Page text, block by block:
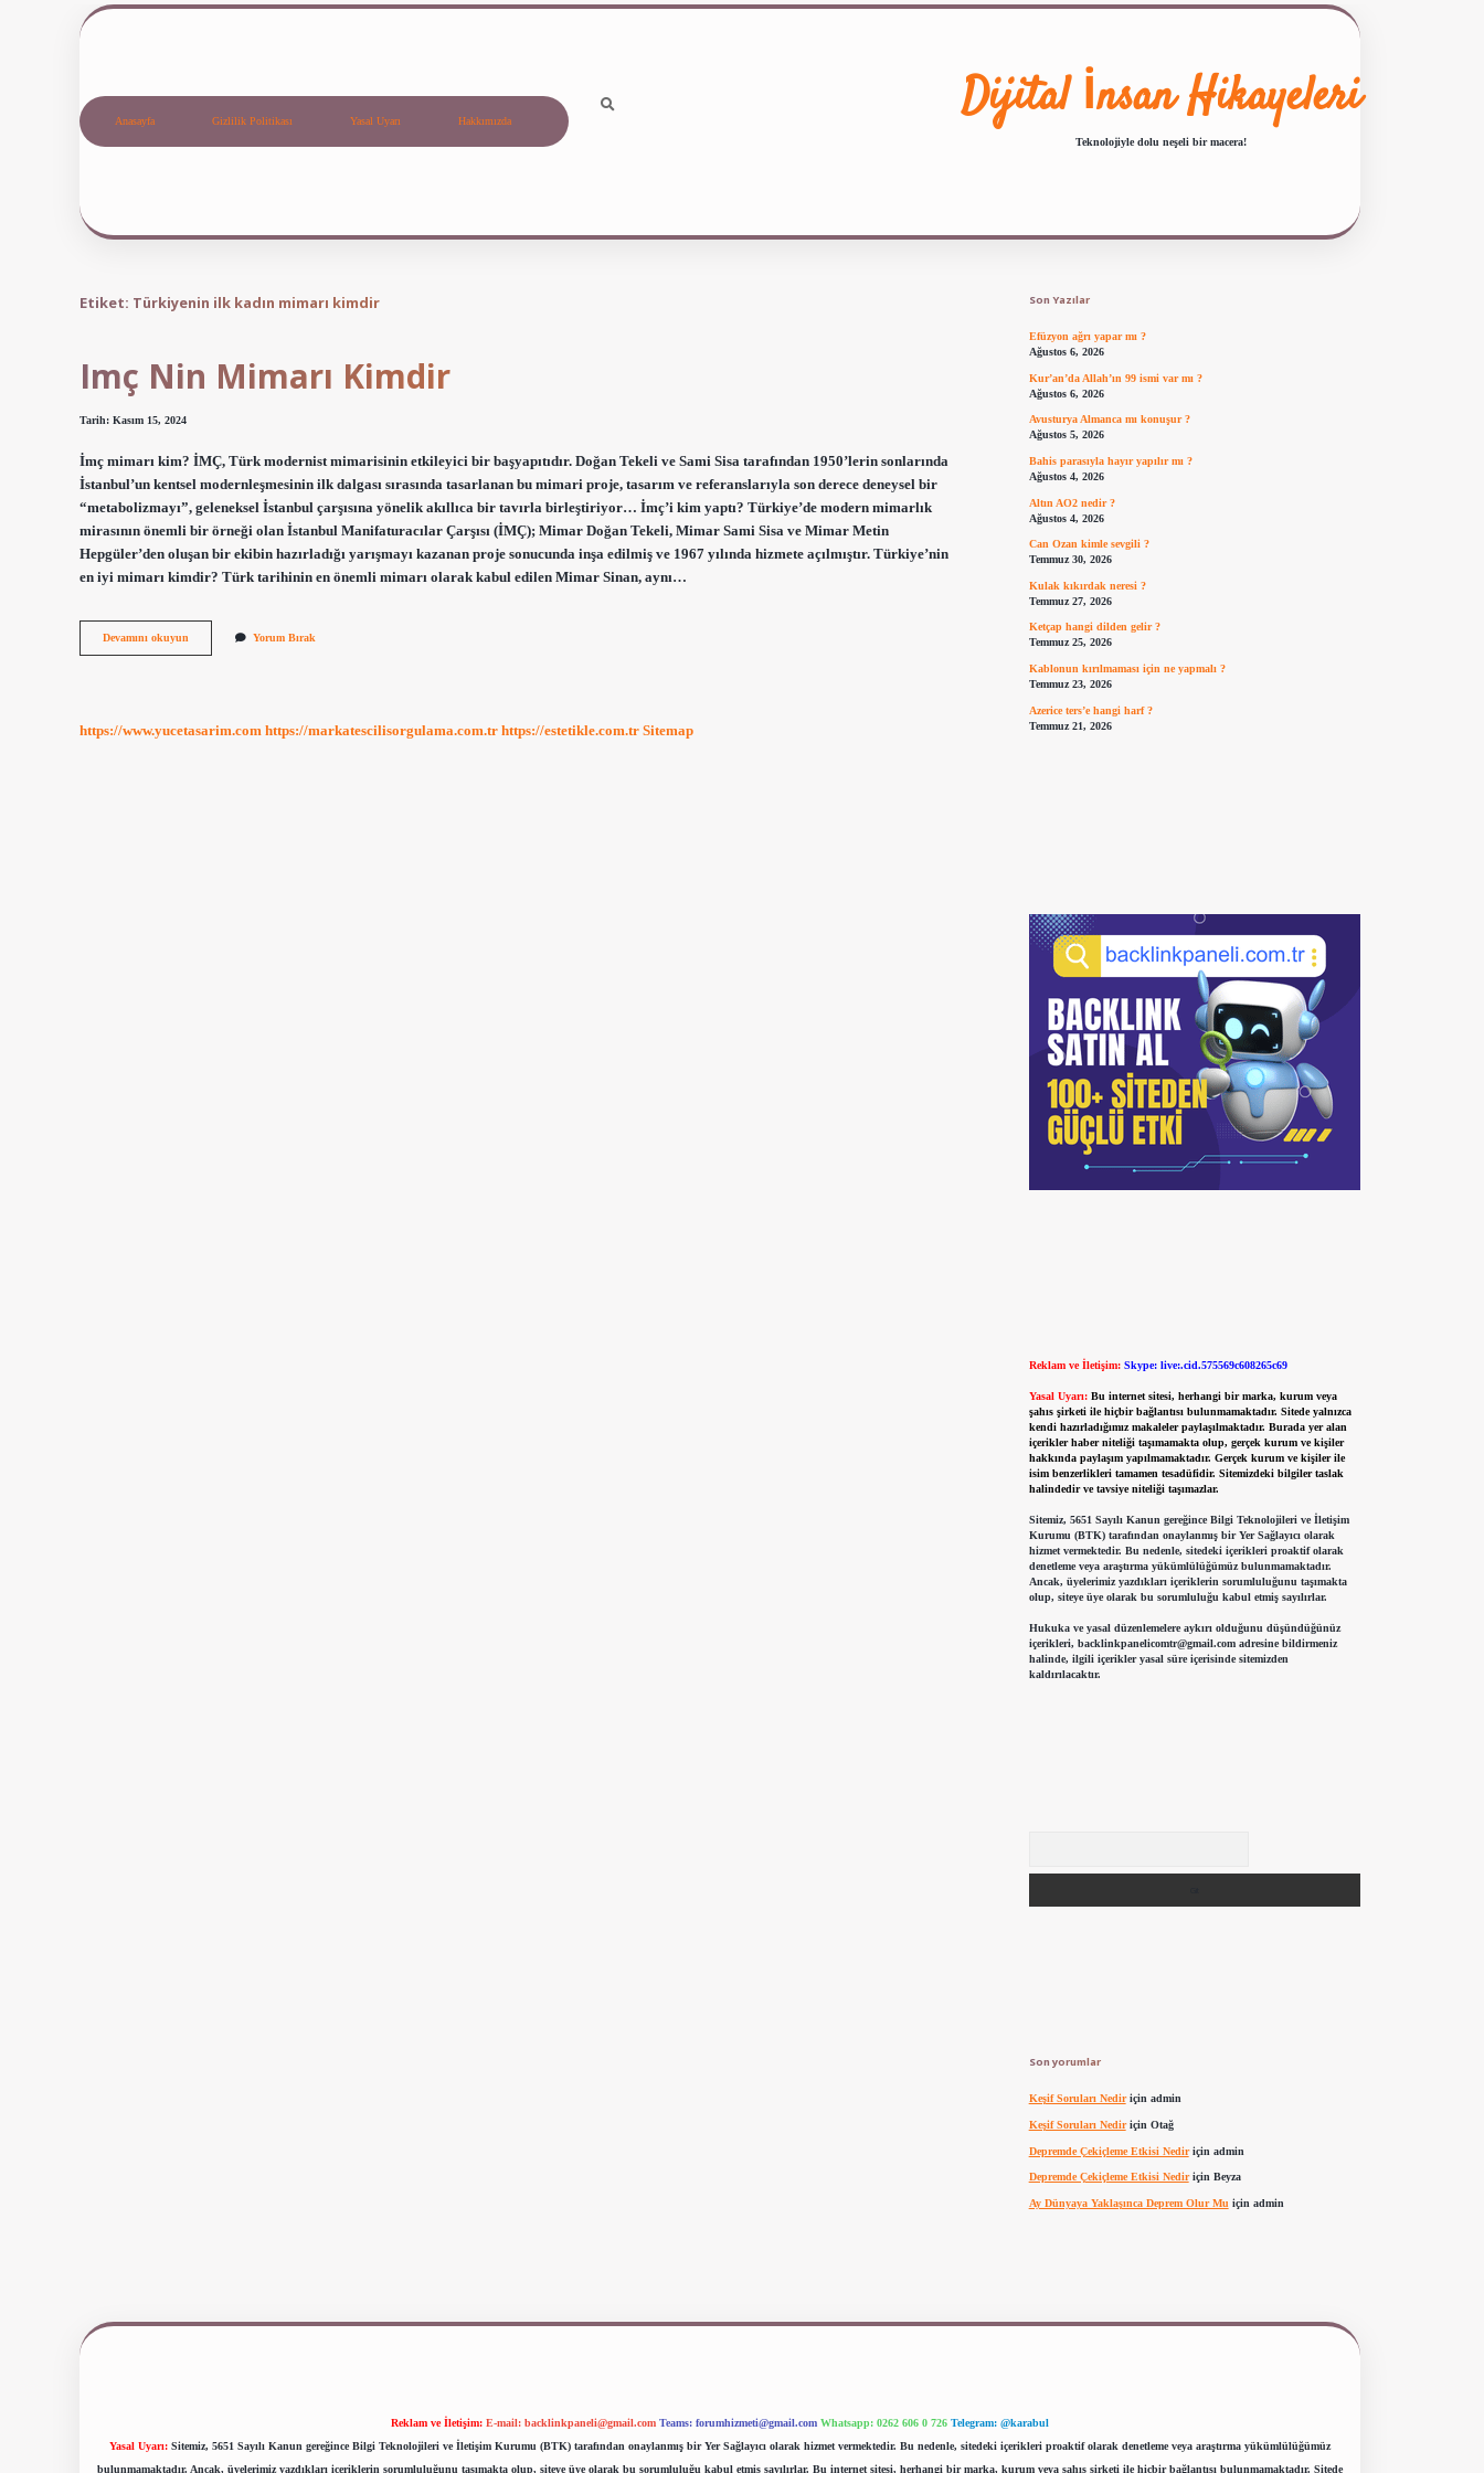
Anasayfa Gizlilik Politikası Yasal Uyarı Hakkımızda Dijital İnsan Hikayeleri
Teknolojiyle dolu neşeli bir macera!
Etiket: Türkiyenin ilk kadın mimarı kimdir
Imç Nin Mimarı Kimdir
Tarih: Kasım 15, 2024
İmç mimarı kim? İMÇ, Türk modernist mimarisinin etkileyici bir başyapıtıdır. Doğan Tekeli ve Sami Sisa tarafından 1950’lerin sonlarında
İstanbul’un kentsel modernleşmesinin ilk dalgası sırasında tasarlanan bu mimari proje, tasarım ve referanslarıyla son derece deneysel bir
“metabolizmayı”, geleneksel İstanbul çarşısına yönelik akıllıca bir tavırla birleştiriyor… İmç’i kim yaptı? Türkiye’de modern mimarlık
mirasının önemli bir örneği olan İstanbul Manifaturacılar Çarşısı (İMÇ); Mimar Doğan Tekeli, Mimar Sami Sisa ve Mimar Metin
Hepgüler’den oluşan bir ekibin hazırladığı yarışmayı kazanan proje sonucunda inşa edilmiş ve 1967 yılında hizmete açılmıştır. Türkiye’nin
en iyi mimarı kimdir? Türk tarihinin en önemli mimarı olarak kabul edilen Mimar Sinan, aynı…
Devamını okuyun
Nin
Yorum Bırak
https://www.yucetasarim.com https://markatescilisorgulama.com.tr https://estetikle.com.tr Sitemap
Son Yazılar
Efüzyon ağrı yapar mı ?
Ağustos 6, 2026
Kur’an’da Allah’ın 99 ismi var mı ?
Ağustos 6, 2026
Avusturya Almanca mı konuşur ?
Ağustos 5, 2026
Bahis parasıyla hayır yapılır mı ?
Ağustos 4, 2026
Altın AO2 nedir ?
Ağustos 4, 2026
Can Ozan kimle sevgili ?
Temmuz 30, 2026
Kulak kıkırdak neresi ?
Temmuz 27, 2026
Ketçap hangi dilden gelir ?
Temmuz 25, 2026
Kablonun kırılmaması için ne yapmalı ?
Temmuz 23, 2026
Azerice ters’e hangi harf ?
Temmuz 21, 2026
Reklam ve İletişim: Skype: live:.cid.575569c608265c69
Yasal Uyarı: Bu internet sitesi, herhangi bir marka, kurum veya
şahıs şirketi ile hiçbir bağlantısı bulunmamaktadır. Sitede yalnızca
kendi hazırladığımız makaleler paylaşılmaktadır. Burada yer alan
içerikler haber niteliği taşımamakta olup, gerçek kurum ve kişiler
hakkında paylaşım yapılmamaktadır. Gerçek kurum ve kişiler ile
isim benzerlikleri tamamen tesadüfidir. Sitemizdeki bilgiler taslak
halindedir ve tavsiye niteliği taşımazlar.
Sitemiz, 5651 Sayılı Kanun gereğince Bilgi Teknolojileri ve İletişim
Kurumu (BTK) tarafından onaylanmış bir Yer Sağlayıcı olarak
hizmet vermektedir. Bu nedenle, sitedeki içerikleri proaktif olarak
denetleme veya araştırma yükümlülüğümüz bulunmamaktadır.
Ancak, üyelerimiz yazdıkları içeriklerin sorumluluğunu taşımakta
olup, siteye üye olarak bu sorumluluğu kabul etmiş sayılırlar.
Hukuka ve yasal düzenlemelere aykırı olduğunu düşündüğünüz
içerikleri, backlinkpanelicomtr@gmail.comadresine bildirmeniz
halinde, ilgili içerikler yasal süre içerisinde sitemizden
kaldırılacaktır.
Son yorumlar
Keşif Soruları Nediriçin admin
Keşif Soruları Nediriçin Otağ
Depremde Çekiçleme Etkisi Nediriçin admin
Depremde Çekiçleme Etkisi Nediriçin Beyza
Ay Dünyaya Yaklaşınca Deprem Olur Mu için admin
Reklam ve İletişim: E-mail: backlinkpaneli@gmail.com Teams: forumhizmeti@gmail.com Whatsapp: 0262 606 0 726 Telegram: @karabul
Yasal Uyarı: Sitemiz, 5651 Sayılı Kanun gereğince Bilgi Teknolojileri ve İletişim Kurumu (BTK) tarafından onaylanmış bir Yer Sağlayıcı olarak hizmet vermektedir. Bu nedenle, sitedeki içerikleri proaktif olarak denetleme veya araştırma yükümlülüğümüz
bulunmamaktadır. Ancak, üyelerimiz yazdıkları içeriklerin sorumluluğunu taşımakta olup, siteye üye olarak bu sorumluluğu kabul etmiş sayılırlar. Bu internet sitesi, herhangi bir marka, kurum veya şahıs şirketi ile hiçbir bağlantısı bulunmamaktadır. Sitede